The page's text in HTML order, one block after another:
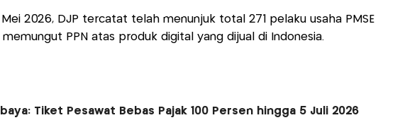
Mei 2026, DJP tercatat telah menunjuk total 271 pelaku usaha PMSE
PPN atas produk digital yang dijual di Indonesia.
Tiket Pesawat Bebas Pajak 100 Persen hingga 5 Juli 2026